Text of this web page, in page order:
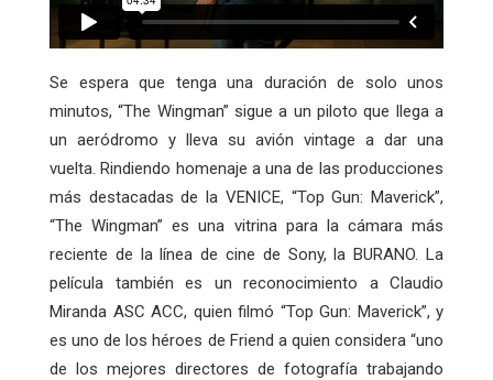
Se espera que tenga una duración de solo unos
minutos, “The Wingman” sigue a un piloto que llega a
un aeródromo y lleva su avión vintage a dar una
vuelta. Rindiendo homenaje a una de las producciones
más destacadas de la VENICE, “Top Gun: Maverick”,
“The Wingman” es una vitrina para la cámara más
reciente de la línea de cine de Sony, la BURANO. La
película también es un reconocimiento a Claudio
Miranda ASC ACC, quien filmó “Top Gun: Maverick”, y
es uno de los héroes de Friend a quien considera “uno
de los mejores directores de fotografía trabajando